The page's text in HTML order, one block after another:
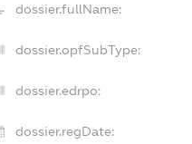
dossier.fullName:
dossier.opfSubType:
dossier.edrpo:
dossier.regDate: